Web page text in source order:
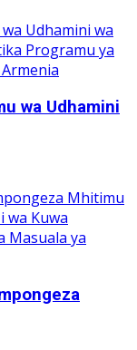
wa Udhamini